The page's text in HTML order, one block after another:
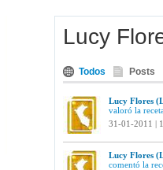
Lucy
Todos Posts
Lucy Flores
valoró la
31-01-2011 |
Lucy Flores
comentó la